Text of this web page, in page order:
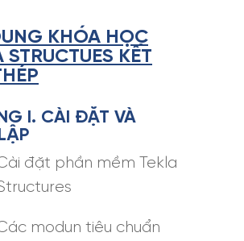
KHÓA HỌC
STRUCTUES KẾT
I. CÀI ĐẶT VÀ
đặt phần mềm Tekla
modun tiêu chuẩn